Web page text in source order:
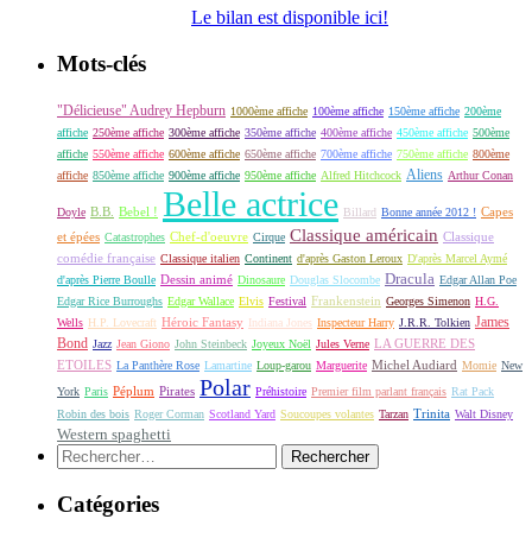
Le bilan est disponible ici!
Mots-clés
"Délicieuse" Audrey Hepburn 1000ème affiche 100ème affiche 150ème affiche 200ème
affiche 250ème affiche 300ème affiche 350ème affiche 400ème affiche 450ème affiche 500ème
affiche 550ème affiche 600ème affiche 650ème affiche 700ème affiche 750ème affiche 800ème
affiche 850ème affiche 900ème affiche 950ème affiche Alfred Hitchcock Aliens Arthur Conan
Doyle B.B. Bebel ! Belle actrice Billard Bonne année 2012 ! Capes
et épées Catastrophes Chef-d'oeuvre Cirque Classique américain Classique
comédie française Classique italien Continent d'après Gaston Leroux D'après Marcel Aymé
d'après Pierre Boulle Dessin animé Dinosaure Douglas Slocombe Dracula Edgar Allan Poe
Edgar Rice Burroughs Edgar Wallace Elvis Festival Frankenstein Georges Simenon H.G.
Wells H.P. Lovecraft Héroic Fantasy Indiana Jones Inspecteur Harry J.R.R. Tolkien James
Bond Jazz Jean Giono John Steinbeck Joyeux Noël Jules Verne LA GUERRE DES
ETOILES La Panthère Rose Lamartine Loup-garou Marguerite Michel Audiard Momie New
York Paris Péplum Pirates Polar Préhistoire Premier film parlant français Rat Pack
Robin des bois Roger Corman Scotland Yard Soucoupes volantes Tarzan Trinita Walt Disney
Western spaghetti
Rechercher :
Catégories